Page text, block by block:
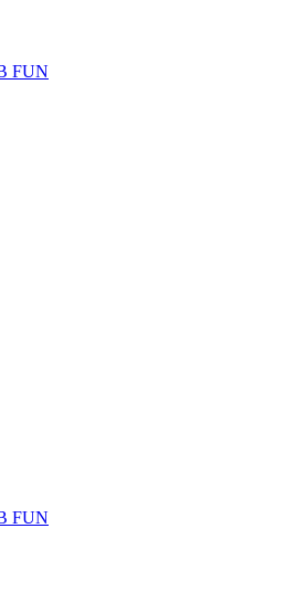
FUN
FUN